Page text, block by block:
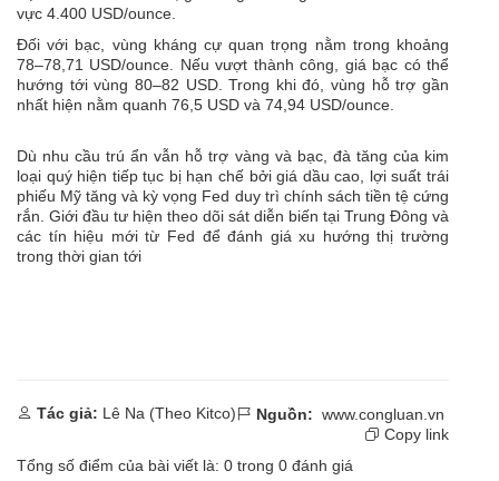
vực 4.400 USD/ounce.
Đối với bạc, vùng kháng cự quan trọng nằm trong khoảng
78–78,71 USD/ounce. Nếu vượt thành công, giá bạc có thể
hướng tới vùng 80–82 USD. Trong khi đó, vùng hỗ trợ gần
nhất hiện nằm quanh 76,5 USD và 74,94 USD/ounce.
Dù nhu cầu trú ẩn vẫn hỗ trợ vàng và bạc, đà tăng của kim
loại quý hiện tiếp tục bị hạn chế bởi giá dầu cao, lợi suất trái
phiếu Mỹ tăng và kỳ vọng Fed duy trì chính sách tiền tệ cứng
rắn. Giới đầu tư hiện theo dõi sát diễn biến tại Trung Đông và
các tín hiệu mới từ Fed để đánh giá xu hướng thị trường
trong thời gian tới
Tác giả: Lê Na (Theo Kitco) Nguồn: www.congluan.vn
Copy link
Tổng số điểm của bài viết là: 0 trong 0 đánh giá